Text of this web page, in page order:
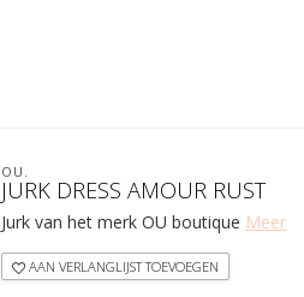
OU.
JURK DRESS AMOUR RUST
Jurk van het merk OU boutique Meer
AAN VERLANGLIJST TOEVOEGEN